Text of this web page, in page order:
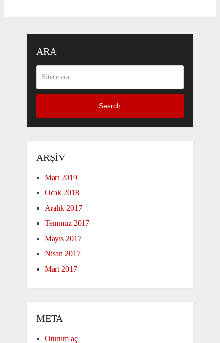
ARA
Search
ARŞIV
Mart 2019
Ocak 2018
Aralık 2017
Temmuz 2017
Mayıs 2017
Nisan 2017
Mart 2017
META
Oturum aç